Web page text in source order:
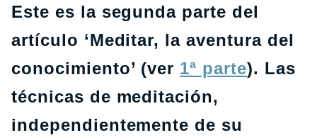
Este es la segunda parte del
artículo ‘Meditar, la aventura del
conocimiento’ (ver 1ª parte). Las
técnicas de meditación,
independientemente de su